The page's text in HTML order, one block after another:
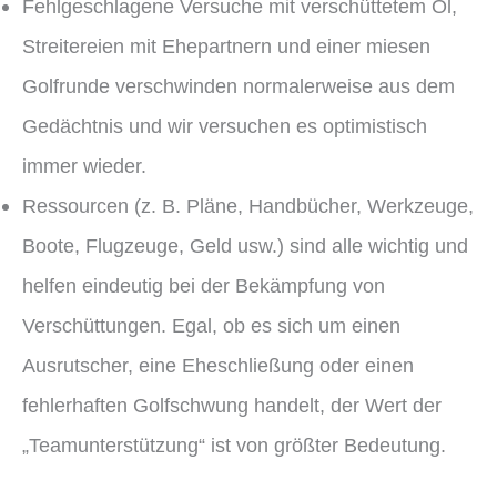
Fehlgeschlagene Versuche mit verschüttetem Öl,
Streitereien mit Ehepartnern und einer miesen
Golfrunde verschwinden normalerweise aus dem
Gedächtnis und wir versuchen es optimistisch
immer wieder.
Ressourcen (z. B. Pläne, Handbücher, Werkzeuge,
Boote, Flugzeuge, Geld usw.) sind alle wichtig und
helfen eindeutig bei der Bekämpfung von
Verschüttungen. Egal, ob es sich um einen
Ausrutscher, eine Eheschließung oder einen
fehlerhaften Golfschwung handelt, der Wert der
„Teamunterstützung“ ist von größter Bedeutung.